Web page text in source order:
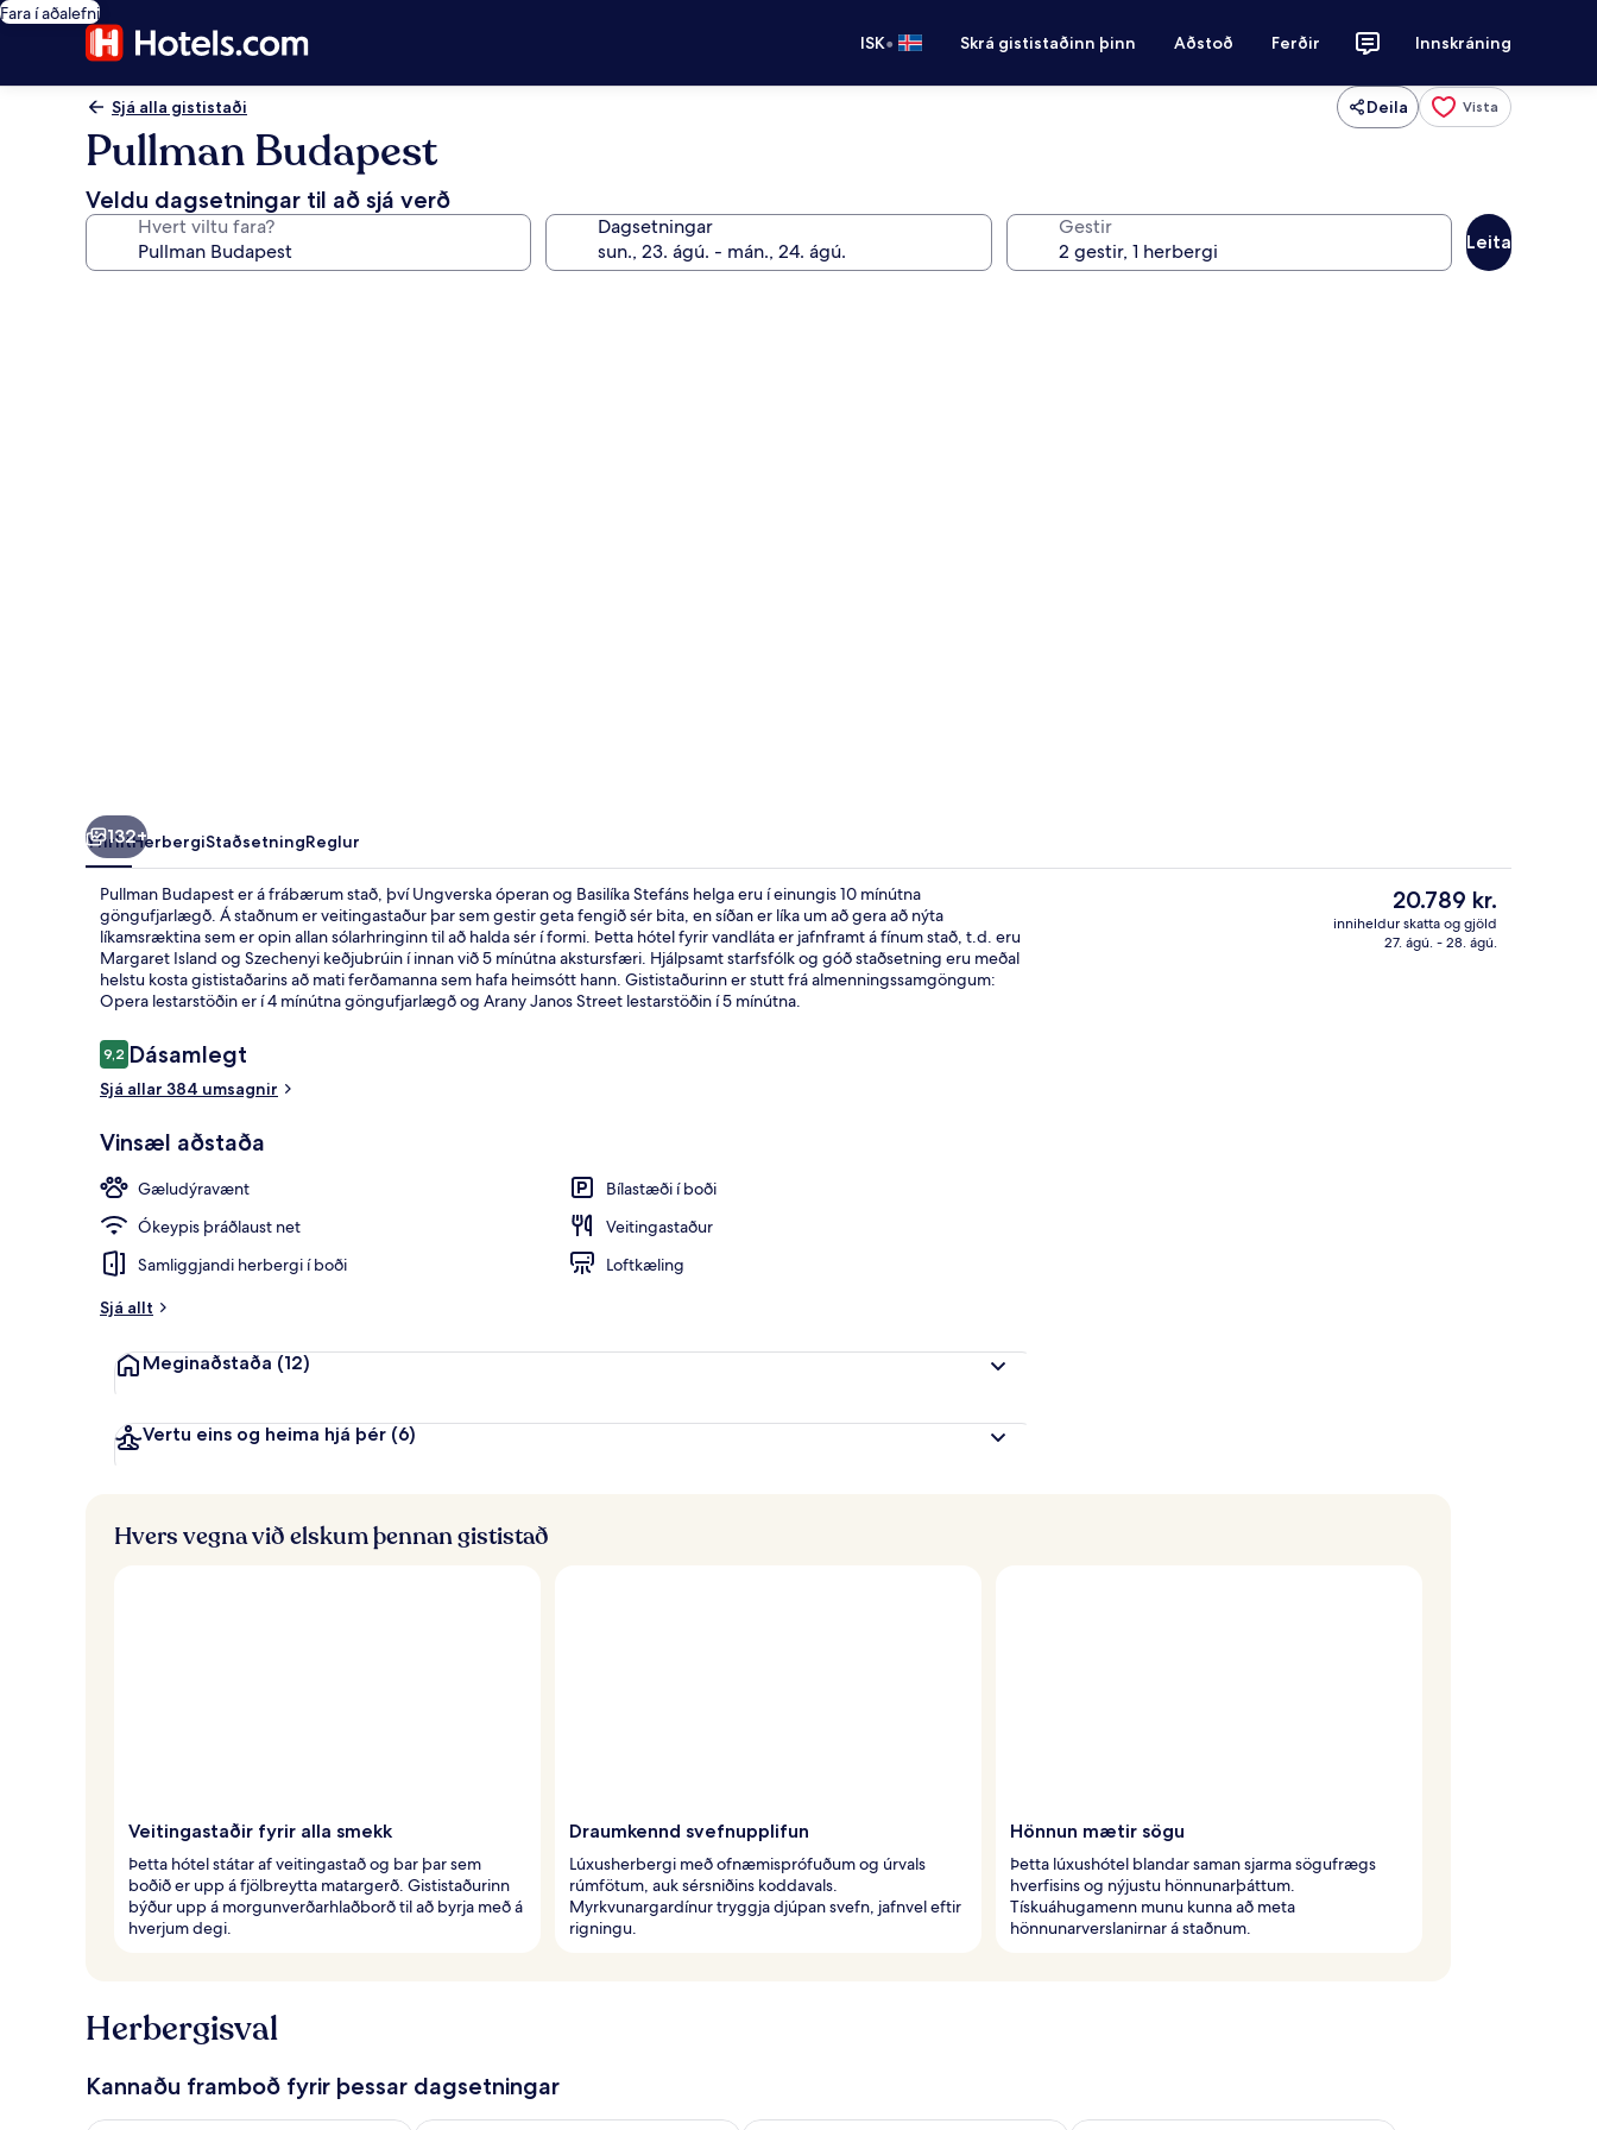
Fara í aðalefni
ISK• Skrá gististaðinn þinn Aðstoð Ferðir Innskráning
Sjá alla gististaði Deila Vista
Pullman Budapest
Veldu dagsetningar til að sjá verð
Hvert viltu fara? Dagsetningar Gestir
Leita
Bar (á gististað) Rúmföt úr egypskri bómull, rúmföt
132+
YfirlitHerbergiStaðsetningReglur
Pullman Budapest er á frábærum stað, því Ungverska óperan og Basilíka Stefáns helga eru í einungis 10 mínútna
göngufjarlægð. Á staðnum er veitingastaður þar sem gestir geta fengið sér bita, en síðan er líka um að gera að nýta
líkamsræktina sem er opin allan sólarhringinn til að halda sér í formi. Þetta hótel fyrir vandláta er jafnframt á fínum stað, t.d. eru
Margaret Island og Szechenyi keðjubrúin í innan við 5 mínútna akstursfæri. Hjálpsamt starfsfólk og góð staðsetning eru meðal
helstu kosta gististaðarins að mati ferðamanna sem hafa heimsótt hann. Gististaðurinn er stutt frá almenningssamgöngum:
Opera lestarstöðin er í 4 mínútna göngufjarlægð og Arany Janos Street lestarstöðin í 5 mínútna.
Umsagnir
9,29,2 af 10
Dásamlegt
Sjá allar 384 umsagnir
Vinsæl aðstaða
Gæludýravænt
Bílastæði í boði
Ókeypis þráðlaust net
Veitingastaður
Samliggjandi herbergi í boði
Loftkæling
Sjá allt
Meginaðstaða (12)
Vertu eins og heima hjá þér (6)
Núverandi
verð
er
20.789 kr.
inniheldur skatta og gjöld
27. ágú. - 28. ágú.
Hvers vegna við elskum þennan gististað
Veitingastaðir fyrir alla smekk
Þetta hótel státar af veitingastað og bar þar sem
boðið er upp á fjölbreytta matargerð. Gististaðurinn
býður upp á morgunverðarhlaðborð til að byrja með á
hverjum degi.
Draumkennd svefnupplifun
Lúxusherbergi með ofnæmisprófuðum og úrvals
rúmfötum, auk sérsniðins koddavals.
Myrkvunargardínur tryggja djúpan svefn, jafnvel eftir
rigningu.
Hönnun mætir sögu
Þetta lúxushótel blandar saman sjarma sögufrægs
hverfisins og nýjustu hönnunarþáttum.
Tískuáhugamenn munu kunna að meta
hönnunarverslanirnar á staðnum.
Herbergisval
Kannaðu framboð fyrir þessar dagsetningar